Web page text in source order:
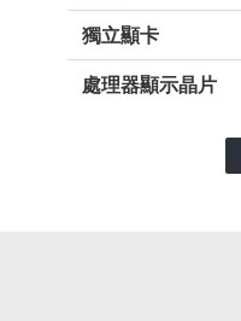
獨立顯卡
處理器顯示晶片